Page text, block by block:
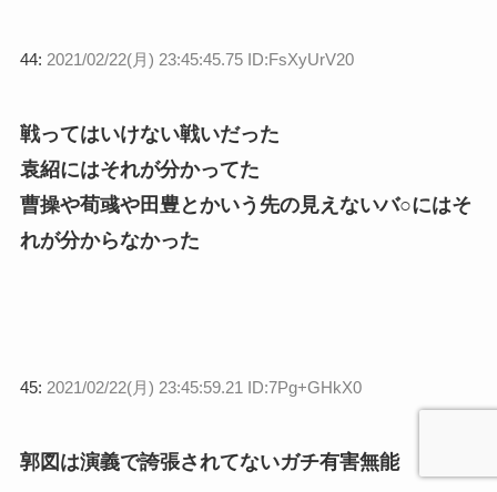
44: 2021/02/22(月) 23:45:45.75 ID:FsXyUrV20
戦ってはいけない戦いだった
袁紹にはそれが分かってた
曹操や荀彧や田豊とかいう先の見えないバ○にはそ
れが分からなかった
45: 2021/02/22(月) 23:45:59.21 ID:7Pg+GHkX0
郭図は演義で誇張されてないガチ有害無能